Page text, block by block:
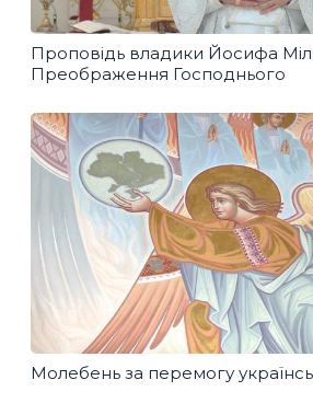
Проповідь владики Йосифа
Преображення Господнього
Молебень за перемогу